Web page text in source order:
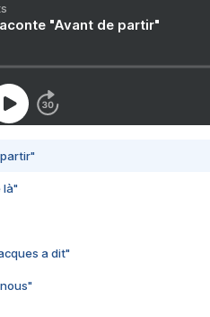
"Avant de partir"
là"
a dit"